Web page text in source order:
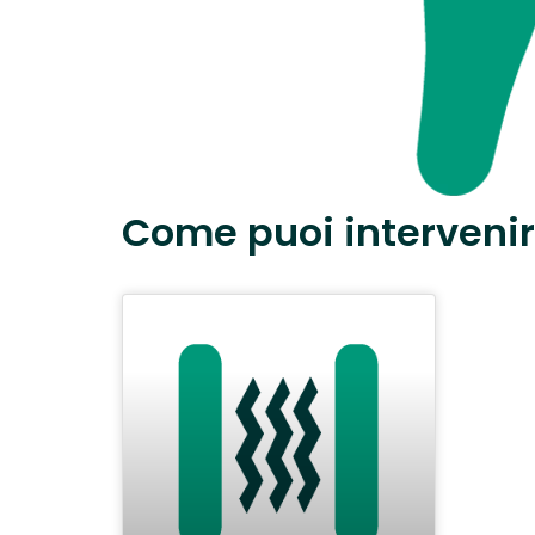
Come puoi